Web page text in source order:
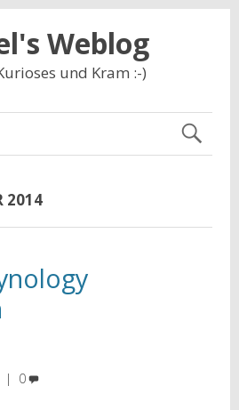
Weblog
und Kram :-)
2014
0